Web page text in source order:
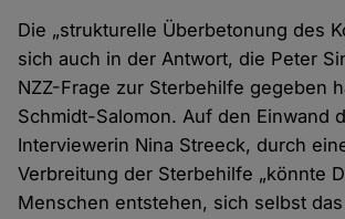
Die „strukturelle Überbetonung des
sich auch in der Antwort, die Peter
NZZ-Frage zur Sterbehilfe gegeben
Schmidt-Salomon. Auf den Einwand
Interviewerin Nina Streeck, durch
Verbreitung der Sterbehilfe „könnte
Menschen entstehen, sich selbst